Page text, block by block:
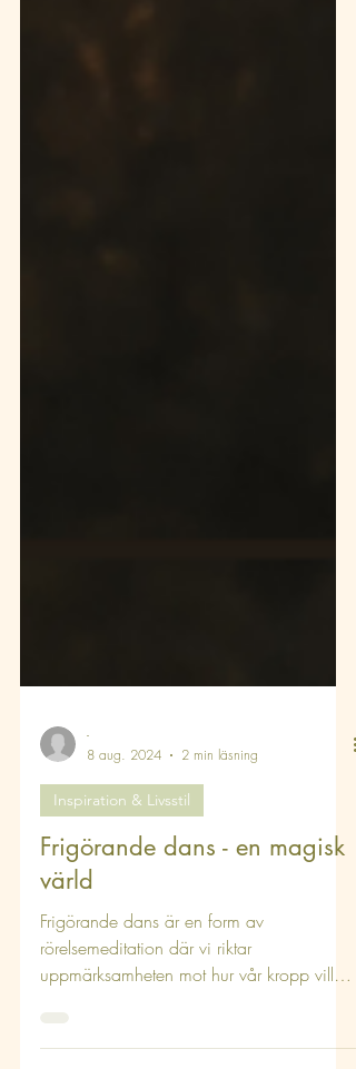
-
8 aug. 2024
Inspiration & Livsstil
Frigörande dans - en magisk
värld
rörelsemeditation där vi riktar
uppmärksamheten mot hur vår kropp vill